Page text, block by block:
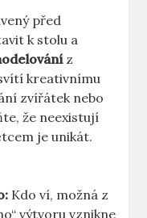
před
k​ stolu a‌
z
kreativnímu
zvířátek nebo
že neexistují
je unikát.
Kdo ví, možná z
výtvoru vznikne⁣